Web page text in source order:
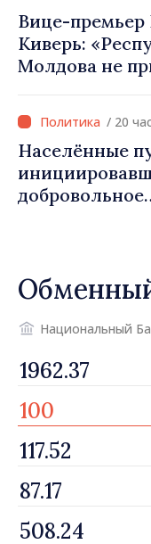
Вице-премьер
Киверь:
Молдова не
приватизации,
в восточных
/ 20
Населённые
добровольное
августа
Национальный